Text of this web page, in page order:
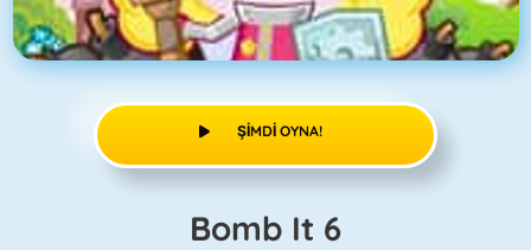
ŞIMDI OYNA!
Bomb It 6